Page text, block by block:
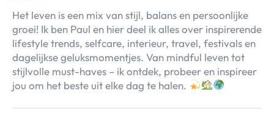
Food & Drinks Health & Beauty Gadgets
Huis & Tuin
Travel
Lifestyle
Het leven is een mix van stijl, balans en persoonlijke
groei! Ik ben Paul en hier deel ik alles over inspirerende
lifestyle trends, selfcare, interieur, travel, festivals en
dagelijkse geluksmomentjes. Van mindful leven tot
stijlvolle must-haves – ik ontdek, probeer en inspireer
jou om het beste uit elke dag te halen.